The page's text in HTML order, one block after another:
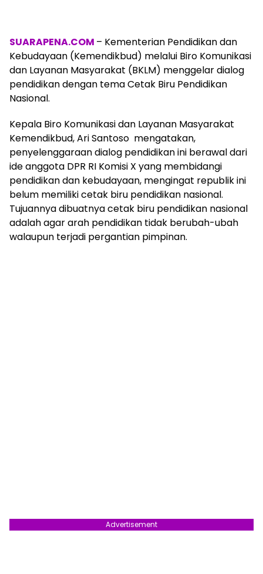
SUARAPENA.COM – Kementerian Pendidikan dan
Kebudayaan (Kemendikbud) melalui Biro Komunikasi
dan Layanan Masyarakat (BKLM) menggelar dialog
pendidikan dengan tema Cetak Biru Pendidikan
Nasional.
Kepala Biro Komunikasi dan Layanan Masyarakat
Kemendikbud, Ari Santoso mengatakan,
penyelenggaraan dialog pendidikan ini berawal dari
ide anggota DPR RI Komisi X yang membidangi
pendidikan dan kebudayaan, mengingat republik ini
belum memiliki cetak biru pendidikan nasional.
Tujuannya dibuatnya cetak biru pendidikan nasional
adalah agar arah pendidikan tidak berubah-ubah
walaupun terjadi pergantian pimpinan.
Advertisement